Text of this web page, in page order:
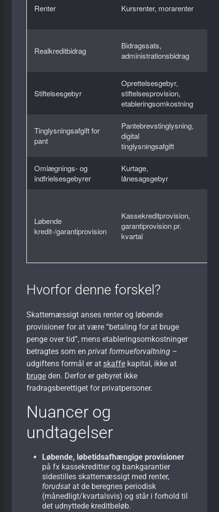
Renter Kursrenter, morarenter
Realkreditbidrag
Bidragssats,
administrationsbidrag
Stiftelsesgebyr
Oprettelsesgebyr,
stiftelsesprovision,
etableringsomkostning
Tinglysningsafgift for
pant
Pantebrevstinglysning,
digital
tinglysningsafgift
Omlægnings- og
indfrielsesgebyrer
Kurtage,
lånesagsgebyr
Løbende
kredit-/garantiprovision
Kassekreditprovision,
garantiprovision pr.
kvartal
Hvorfor denne forskel?
Skattemæssigt anses renter og løbende
provisioner for at være “betaling for at bruge
penge over tid”, mens etableringsomkostninger
betragtes som en privat formueforvaltning –
udgiftens formål er at skaffe kapital, ikke at
bruge den. Derfor er gebyret ikke
fradragsberettiget for privatpersoner.
Nuancer og
undtagelser
Løbende, løbetidsafhængige provisioner
på fx kassekreditter og bankgarantier
sidestilles skattemæssigt med renter,
forudsat at de beregnes periodisk
(månedligt/kvartalsvis) og står i forhold til
det udnyttede kreditbeløb.